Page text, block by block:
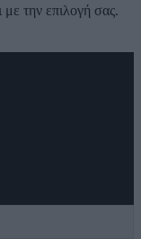
με την επιλογή σας.